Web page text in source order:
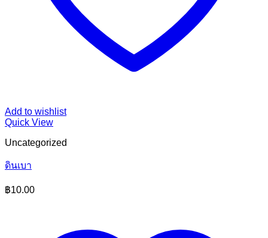
Add to wishlist
Quick View
Uncategorized
ดินเบา
฿10.00